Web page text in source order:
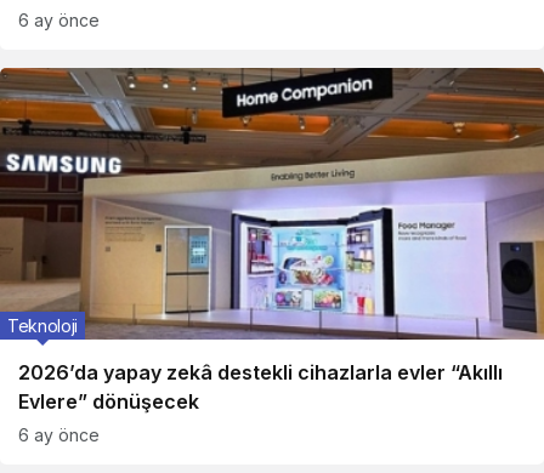
6 ay önce
2026’da yapay zekâ destekli cihazlarla evler “Akıllı
Evlere” dönüşecek
Teknoloji
6 ay önce